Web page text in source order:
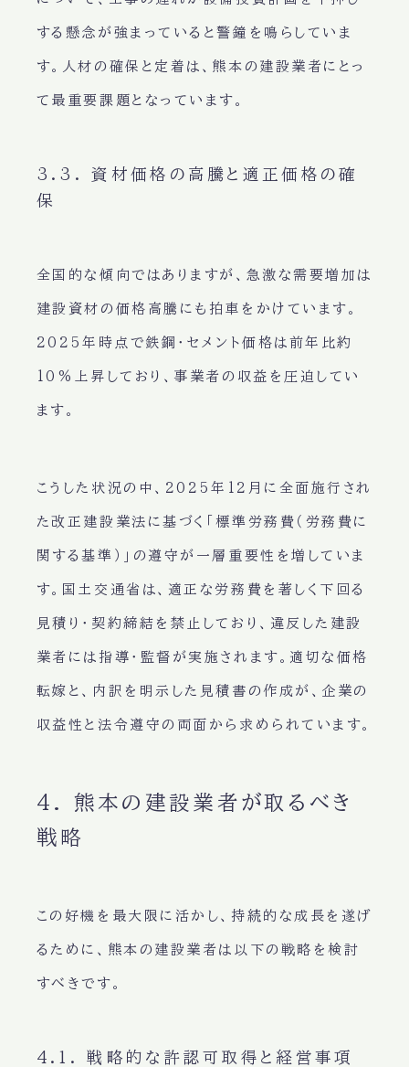
する懸念が強まっていると警鐘を鳴らしていま
す。人材の確保と定着は、熊本の建設業者にとっ
て最重要課題となっています。
3.3. 資材価格の高騰と適正価格の確
保
全国的な傾向ではありますが、急激な需要増加は
建設資材の価格高騰にも拍車をかけています。
2025年時点で鉄鋼・セメント価格は前年比約
10%上昇しており、事業者の収益を圧迫してい
ます。
こうした状況の中、2025年12月に全面施行され
た改正建設業法に基づく「標準労務費（労務費に
関する基準）」の遵守が一層重要性を増していま
す。国土交通省は、適正な労務費を著しく下回る
見積り・契約締結を禁止しており、違反した建設
業者には指導・監督が実施されます。適切な価格
転嫁と、内訳を明示した見積書の作成が、企業の
収益性と法令遵守の両面から求められています。
4. 熊本の建設業者が取るべき
戦略
この好機を最大限に活かし、持続的な成長を遂げ
るために、熊本の建設業者は以下の戦略を検討
すべきです。
4.1. 戦略的な許認可取得と経営事項